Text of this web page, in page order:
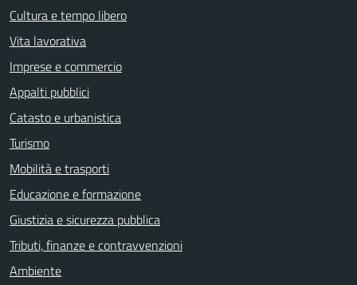
Cultura e tempo libero
Vita lavorativa
Imprese e commercio
Appalti pubblici
Catasto e urbanistica
Turismo
Mobilità e trasporti
Educazione e formazione
Giustizia e sicurezza pubblica
Tributi, finanze e contravvenzioni
Ambiente